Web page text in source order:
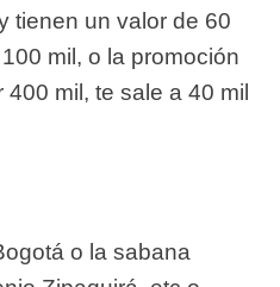
tienen un valor de 60
mil, o la promoción
mil, te sale a 40 mil
o la sabana